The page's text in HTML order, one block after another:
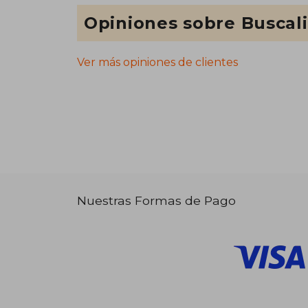
Opiniones sobre
Ver más opiniones de clientes
Nuestras Formas de Pago